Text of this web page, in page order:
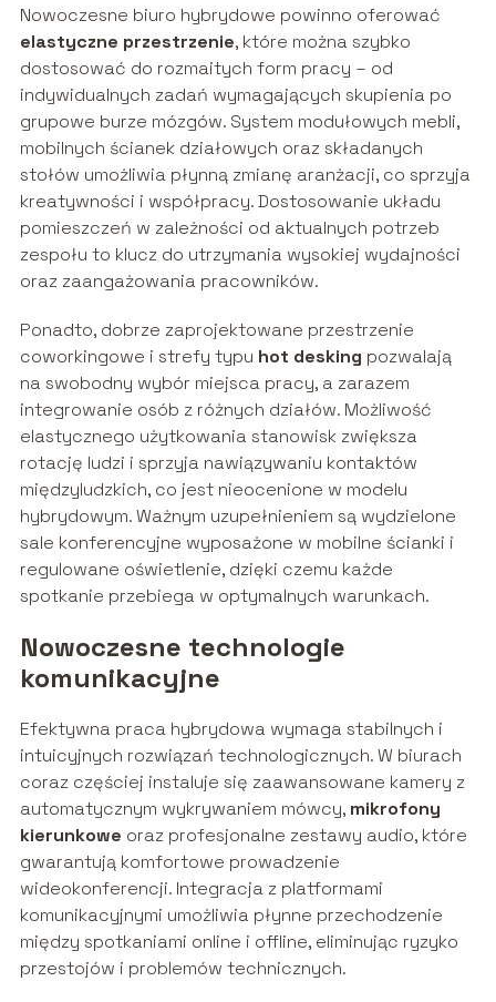
Nowoczesne biuro hybrydowe powinno oferować
elastyczne przestrzenie, które można szybko
dostosować do rozmaitych form pracy – od
indywidualnych zadań wymagających skupienia po
grupowe burze mózgów. System modułowych mebli,
mobilnych ścianek działowych oraz składanych
stołów umożliwia płynną zmianę aranżacji, co sprzyja
kreatywności i współpracy. Dostosowanie układu
pomieszczeń w zależności od aktualnych potrzeb
zespołu to klucz do utrzymania wysokiej wydajności
oraz zaangażowania pracowników.
Ponadto, dobrze zaprojektowane przestrzenie
coworkingowe i strefy typu hot desking pozwalają
na swobodny wybór miejsca pracy, a zarazem
integrowanie osób z różnych działów. Możliwość
elastycznego użytkowania stanowisk zwiększa
rotację ludzi i sprzyja nawiązywaniu kontaktów
międzyludzkich, co jest nieocenione w modelu
hybrydowym. Ważnym uzupełnieniem są wydzielone
sale konferencyjne wyposażone w mobilne ścianki i
regulowane oświetlenie, dzięki czemu każde
spotkanie przebiega w optymalnych warunkach.
Nowoczesne technologie
komunikacyjne
Efektywna praca hybrydowa wymaga stabilnych i
intuicyjnych rozwiązań technologicznych. W biurach
coraz częściej instaluje się zaawansowane kamery z
automatycznym wykrywaniem mówcy, mikrofony
kierunkowe oraz profesjonalne zestawy audio, które
gwarantują komfortowe prowadzenie
wideokonferencji. Integracja z platformami
komunikacyjnymi umożliwia płynne przechodzenie
między spotkaniami online i offline, eliminując ryzyko
przestojów i problemów technicznych.